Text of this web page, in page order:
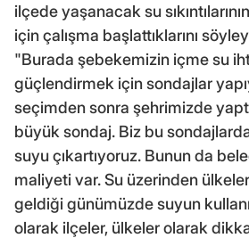
ilçede yaşanacak su
için çalışma başlattıklarını
"Burada şebekemizin içme su
güçlendirmek için sondajlar
seçimden sonra şehrimizde
büyük sondaj. Biz bu
suyu çıkartıyoruz. Bunun da
maliyeti var. Su üzerinden
geldiği günümüzde suyun
olarak ilçeler, ülkeler olarak